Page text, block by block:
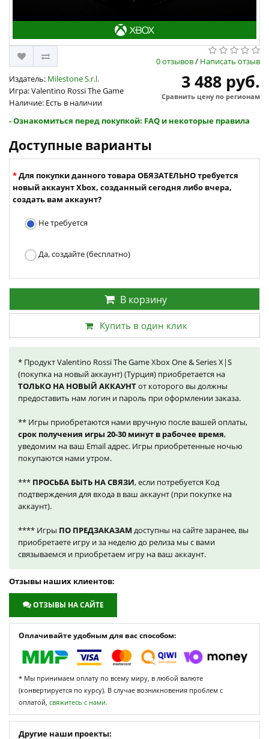
0 отзывов/ Написать отзыв
Издатель: Milestone S.r.l.
Игра: Valentino Rossi The Game
Наличие: Есть в наличии
3 488 руб.
Сравнить цену по регионам
- Ознакомиться перед покупкой: FAQ и некоторые правила
Доступные варианты
Для покупки данного товара ОБЯЗАТЕЛЬНО требуется
новый аккаунт Xbox, созданный сегодня либо вчера,
создать вам аккаунт?
Не требуется
Да, создайте (бесплатно)
В корзину
Купить в один клик
* Продукт Valentino Rossi The Game Xbox One & Series X|S
(покупка на новый аккаунт) (Турция) приобретается на
ТОЛЬКО НА НОВЫЙ АККАУНТот которого вы должны
предоставить нам логин и пароль при оформлении заказа.
** Игры приобретаются нами вручную после вашей оплаты,
срок получения игры 20-30 минут в рабочее время,
уведомим на ваш Email адрес. Игры приобретенные ночью
покупаются нами утром.
*** ПРОСЬБА БЫТЬ НА СВЯЗИ, если потребуется Код
подтверждения для входа в ваш аккаунт (при покупке на
аккаунт).
**** Игры ПО ПРЕДЗАКАЗАМ доступны на сайте заранее, вы
приобретаете игру и за неделю до релиза мы с вами
связываемся и приобретаем игру на ваш аккаунт.
Отзывы наших клиентов:
ОТЗЫВЫ НА САЙТЕ
Оплачивайте удобным для вас способом:
* Мы принимаем оплату по всему миру, в любой валюте
(конвертируется по курсу). В случае возникновения проблем с
оплатой, свяжитесь с нами.
Другие наши проекты: